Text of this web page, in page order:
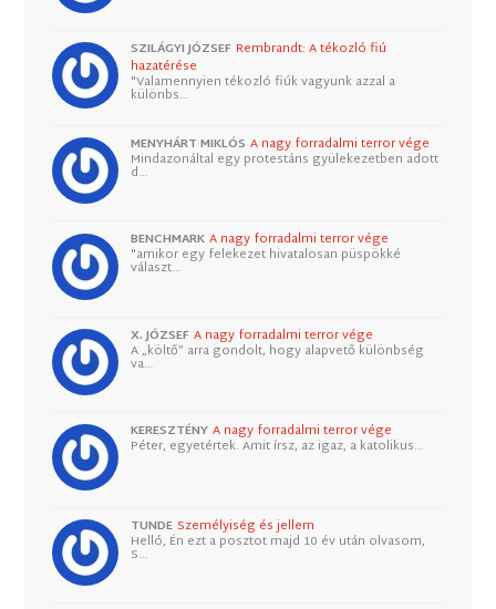
SZILÁGYI JÓZSEF Rembrandt: A tékozló fiú
hazatérése
"Valamennyien tékozló fiúk vagyunk azzal a
különbs…
MENYHÁRT MIKLÓS A nagy forradalmi terror vége
Mindazonáltal egy protestáns gyülekezetben adott
d…
BENCHMARK A nagy forradalmi terror vége
"amikor egy felekezet hivatalosan püspökké
választ…
X. JÓZSEF A nagy forradalmi terror vége
A „költő” arra gondolt, hogy alapvető különbség
va…
KERESZTÉNY A nagy forradalmi terror vége
Péter, egyetértek. Amit írsz, az igaz, a katolikus…
TUNDE Személyiség és jellem
Helló, Én ezt a posztot majd 10 év után olvasom,
S…